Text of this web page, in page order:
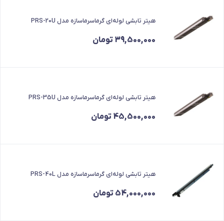
هیتر تابشی لوله‌ای گرماسرماسازه مدل PRS-20U
39,500,000 تومان
هیتر تابشی لوله‌ای گرماسرماسازه مدل PRS-35U
45,500,000 تومان
هیتر تابشی لوله‌ای گرماسرماسازه مدل PRS-40L
54,000,000 تومان